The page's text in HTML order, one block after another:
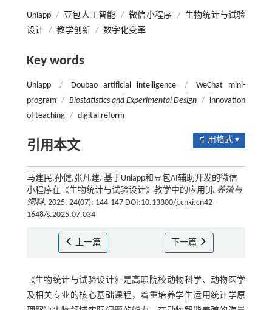
Uniapp / 豆包人工智能 / 微信小程序 /
生物统计与试验
设计 / 教学创新 / 数字化变革
Key words
Uniapp / Doubao artificial intelligence /
WeChat mini-
program / Biostatistics and Experimental Design / innovation
of teaching / digital reform
引用本文 引用格式 ▾
马建民,孙健,张凡建. 基于Uniapp和豆包AI辅助开发的微信
小程序在《生物统计与试验设计》教学中的应用[J]. 养殖与
饲料, 2025, 24(07): 144-147 DOI:10.13300/j.cnki.cn42-
1648/s.2025.07.034
上一篇 下一篇
《生物统计与试验设计》是高职院校动物科学、动物医学
及相关专业的核心基础课程，着重培养学生运用统计学原